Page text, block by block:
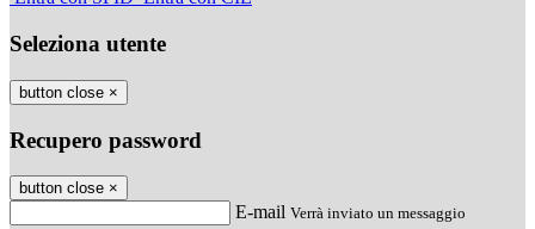
Seleziona utente
button close ×
Recupero password
button close ×
E-mail Verrà inviato un messaggio